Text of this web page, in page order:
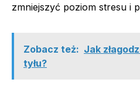
zmniejszyć poziom stresu i
Zobacz też: Jak
tyłu?